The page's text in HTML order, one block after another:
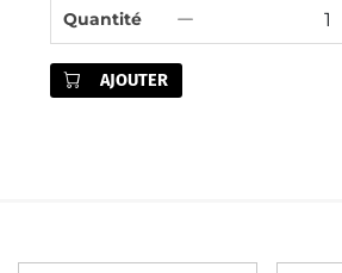
Quantité
AJOUTER